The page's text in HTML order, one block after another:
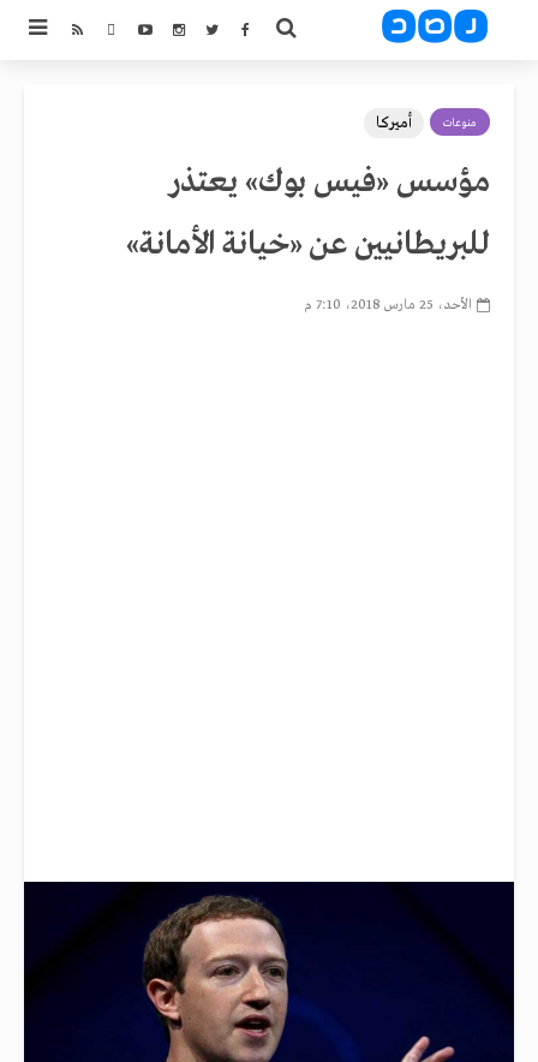
منوعات أميركا
مؤسس «فيس بوك» يعتذر
للبريطانيين عن «خيانة الأمانة»
الأحد، 25 مارس 2018، 7:10 م